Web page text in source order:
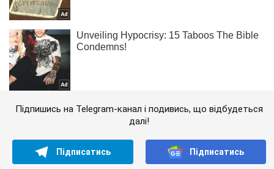
Підпишись на Telegram-канал і подивись, що відбудеться
далі!
Підписатись Підписатись